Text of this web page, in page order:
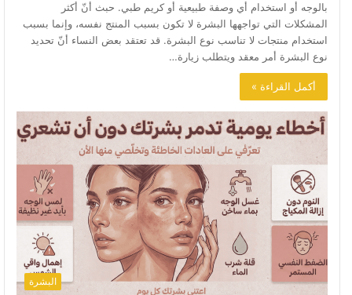
بالوجه أو استخدام أي وصفة طبيعية أو كريم طبي. حبث أنّ أكثر
المشكلات التي تواجهها البشرة لا تكون بسبب المنتج نفسه، وإنما بسبب
استخدام منتجات لا تناسب نوع البشرة. قد تعتقد بعض النساء أنّ تحديد
نوع البشرة أمر معقد ويتطلب زيارة…
أكمل القراءة »
البشرة